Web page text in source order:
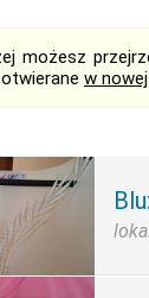
możesz
w